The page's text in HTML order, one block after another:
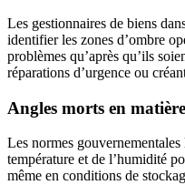
Les gestionnaires de biens
identifier les zones d’ombre
problèmes qu’après qu’ils
réparations d’urgence ou
Angles morts en
Les normes
température et de l’humidité
même en conditions de